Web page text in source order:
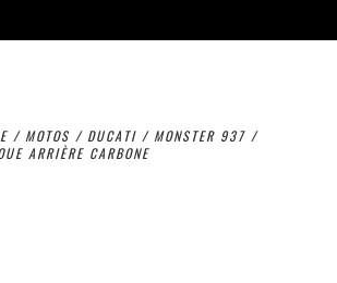
/ MOTOS / DUCATI/ MONSTER 937/
ARRIÈRE CARBONE